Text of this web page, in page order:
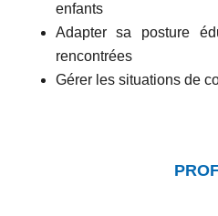
enfants
Adapter sa posture
rencontrées
Gérer les situations de